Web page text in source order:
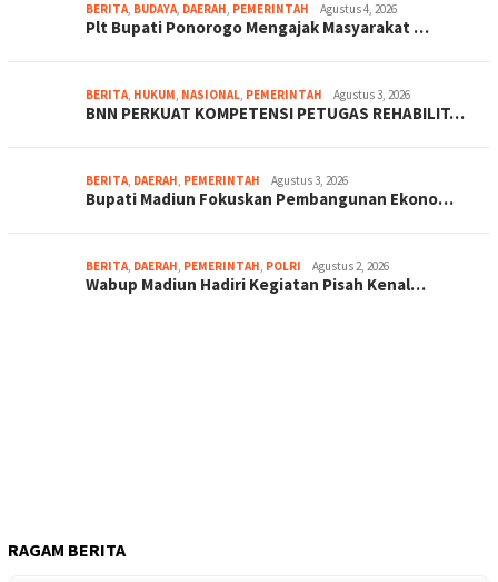
BERITA, BUDAYA, DAERAH, PEMERINTAH Agustus 4, 2026
Plt Bupati Ponorogo Mengajak Masyarakat …
BERITA, HUKUM, NASIONAL, PEMERINTAH Agustus 3, 2026
BNN PERKUAT KOMPETENSI PETUGAS REHABILIT…
BERITA, DAERAH, PEMERINTAH Agustus 3, 2026
Bupati Madiun Fokuskan Pembangunan Ekono…
BERITA, DAERAH, PEMERINTAH, POLRI Agustus 2, 2026
Wabup Madiun Hadiri Kegiatan Pisah Kenal…
RAGAM BERITA